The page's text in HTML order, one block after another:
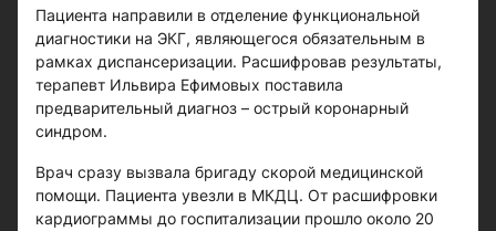
Пациента направили в отделение функциональной
диагностики на ЭКГ, являющегося обязательным в
рамках диспансеризации. Расшифровав результаты,
терапевт Ильвира Ефимовых поставила
предварительный диагноз – острый коронарный
синдром.
Врач сразу вызвала бригаду скорой медицинской
помощи. Пациента увезли в МКДЦ. От расшифровки
кардиограммы до госпитализации прошло около 20